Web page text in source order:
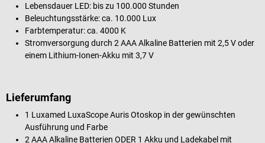
Lebensdauer LED: bis zu 100.000 Stunden
Beleuchtungsstärke: ca. 10.000 Lux
Farbtemperatur: ca. 4000 K
Stromversorgung durch 2 AAA Alkaline Batterien mit 2,5 V oder
einem Lithium-Ionen-Akku mit 3,7 V
Lieferumfang
1 Luxamed LuxaScope Auris Otoskop in der gewünschten
Ausführung und Farbe
2 AAA Alkaline Batterien ODER 1 Akku und Ladekabel mit